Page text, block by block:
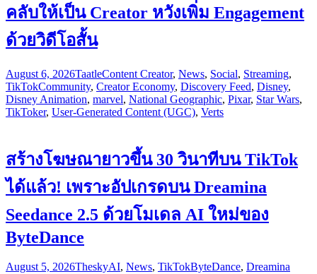
คลับให้เป็น Creator หวังเพิ่ม Engagement
ด้วยวิดีโอสั้น
August 6, 2026TaatleContent Creator, News, Social, Streaming,
TikTokCommunity, Creator Economy, Discovery Feed, Disney,
Disney Animation, marvel, National Geographic, Pixar, Star Wars,
TikToker, User-Generated Content (UGC), Verts
สร้างโฆษณายาวขึ้น 30 วินาทีบน TikTok
ได้แล้ว! เพราะอัปเกรดบน Dreamina
Seedance 2.5 ด้วยโมเดล AI ใหม่ของ
ByteDance
August 5, 2026TheskyAI, News, TikTokByteDance, Dreamina